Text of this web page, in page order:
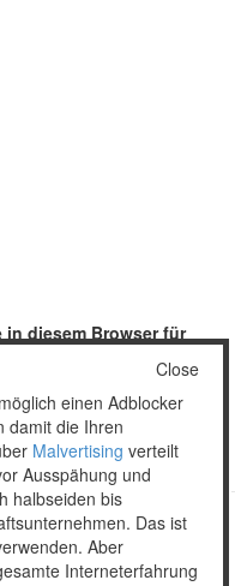
in diesem Browser für
täglich Spam.
themehall.com
Close
einen Adblocker
damit die Ihren
Malvertising verteilt
Ausspähung und
halbseiden bis
Das ist
Aber
Interneterfahrung